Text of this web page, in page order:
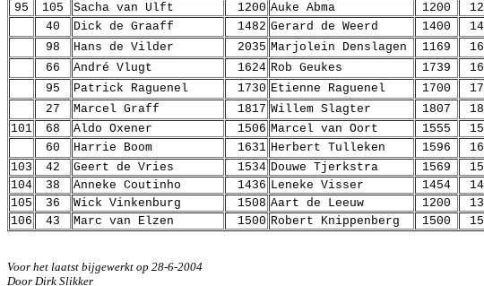
95
105 Sacha van Ulft 1200 Auke Abma 1200
40
Dick de Graaff 1482 Gerard de Weerd 1400
98
Hans de Vilder 2035 Marjolein Denslagen 1169
66
André Vlugt 1624 Rob Geukes 1739
95
Patrick Raguenel 1730 Etienne Raguenel 1700
27
Marcel Graff 1817 Willem Slagter 1807
101
68 Aldo Oxener 1506 Marcel van Oort 1555
60
Harrie Boom 1631 Herbert Tulleken 1596
103
42 Geert de Vries 1534 Douwe Tjerkstra 1569
104
38 Anneke Coutinho 1436 Leneke Visser 1454
105
36 Wick Vinkenburg 1508 Aart de Leeuw 1200
106
43 Marc van Elzen 1500 Robert Knippenberg 1500
Voor het laatst bijgewerkt op 28-6-2004
Door Dirk Slikker